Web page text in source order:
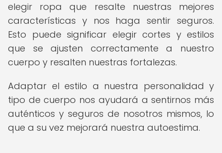
elegir ropa que resalte nuestras mejores
características y nos haga sentir seguros.
Esto puede significar elegir cortes y estilos
que se ajusten correctamente a nuestro
cuerpo y resalten nuestras fortalezas.
Adaptar el estilo a nuestra personalidad y
tipo de cuerpo nos ayudará a sentirnos más
auténticos y seguros de nosotros mismos, lo
que a su vez mejorará nuestra autoestima.